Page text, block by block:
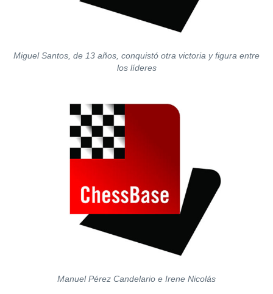
Miguel Santos, de 13 años, conquistó otra victoria y figura entre
los líderes
Manuel Pérez Candelario e Irene Nicolás